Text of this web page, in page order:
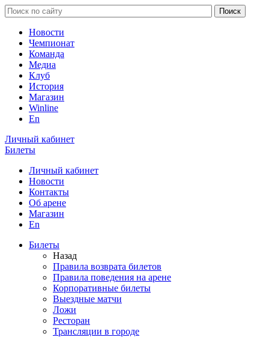
Новости
Чемпионат
Команда
Медиа
Клуб
История
Магазин
Winline
En
Личный кабинет
Билеты
Личный кабинет
Новости
Контакты
Об арене
Магазин
En
Билеты
Назад
Правила возврата билетов
Правила поведения на арене
Корпоративные билеты
Выездные матчи
Ложи
Ресторан
Трансляции в городе